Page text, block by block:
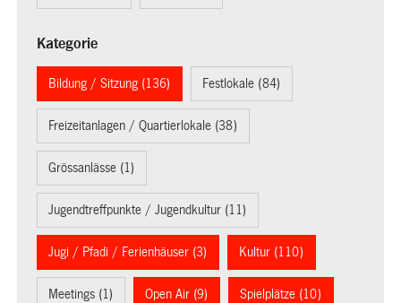
Kategorie
Bildung / Sitzung (136) Festlokale (84)
Freizeitanlagen / Quartierlokale (38)
Grössanlässe (1)
Jugendtreffpunkte / Jugendkultur (11)
Jugi / Pfadi / Ferienhäuser (3) Kultur (110)
Meetings (1) Open Air (9) Spielplätze (10)